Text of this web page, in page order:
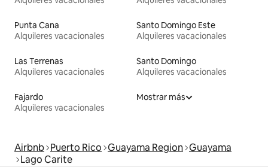
Punta Cana
Alquileres vacacionales
Santo Domingo Este
Alquileres vacacionales
Las Terrenas
Alquileres vacacionales
Santo Domingo
Alquileres vacacionales
Fajardo
Alquileres vacacionales
Mostrar más
Airbnb Puerto Rico Guayama Region Guayama
Lago Carite